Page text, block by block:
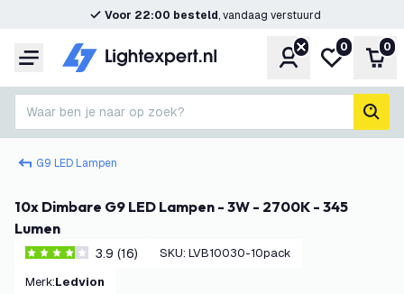
Voor 22:00 besteld, vandaag verstuurd
Menu Account
Mijn
0 0
Waar ben je naar op zoek?
G9 LED Lampen
10x Dimbare G9 LED Lampen - 3W - 2700K - 345
Lumen
3.9 score sterren
3.9 (16) SKU: LVB10030-10pack
Merk: Ledvion